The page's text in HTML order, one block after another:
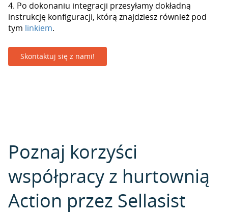
4. Po dokonaniu integracji przesyłamy dokładną
instrukcję konfiguracji, którą znajdziesz również pod
tym linkiem.
Skontaktuj się z nami!
Poznaj korzyści
współpracy z hurtownią
Action przez Sellasist